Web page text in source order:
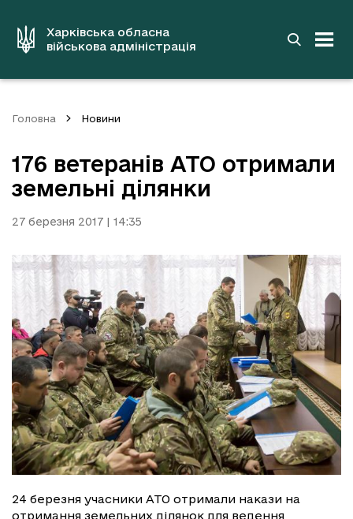
вмістуХарківська обласна
військова адміністрація
Головна Новини
176 ветеранів АТО отримали
земельні ділянки
27 березня 2017 | 14:35
24 березня учасники АТО отримали накази на
отримання земельних ділянок для ведення